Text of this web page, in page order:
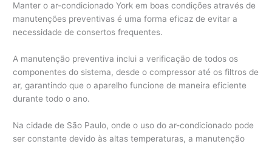
Manter o ar-condicionado York em boas condições através de
manutenções preventivas é uma forma eficaz de evitar a
necessidade de consertos frequentes.
A manutenção preventiva inclui a verificação de todos os
componentes do sistema, desde o compressor até os filtros de
ar, garantindo que o aparelho funcione de maneira eficiente
durante todo o ano.
Na cidade de São Paulo, onde o uso do ar-condicionado pode
ser constante devido às altas temperaturas, a manutenção